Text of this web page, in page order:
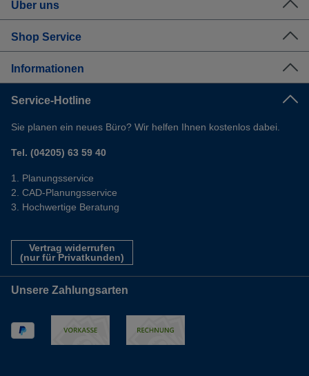
Über uns
Shop Service
Informationen
Service-Hotline
Sie planen ein neues Büro? Wir helfen Ihnen kostenlos dabei.
Tel. (04205) 63 59 40
Planungsservice
CAD-Planungsservice
Hochwertige Beratung
Vertrag widerrufen
(nur für Privatkunden)
Unsere Zahlungsarten